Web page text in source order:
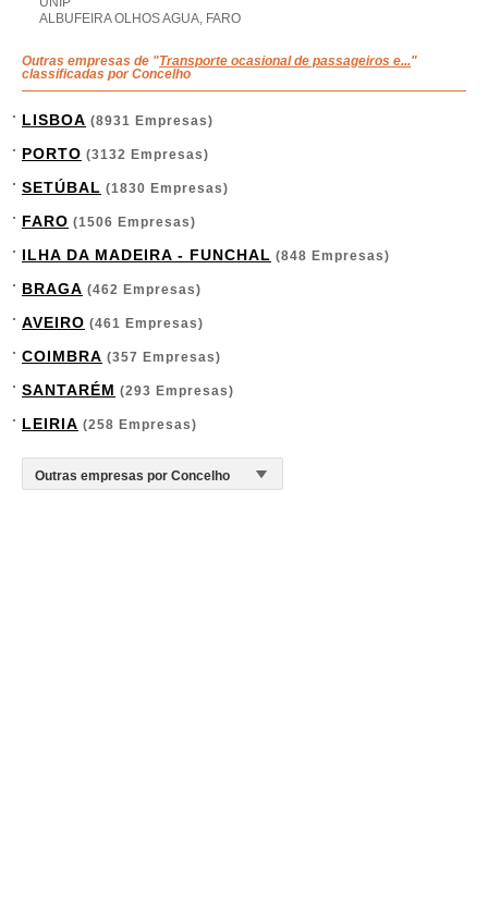
ALBUFEIRA OLHOS AGUA, FARO
Outras empresas de "Transporte ocasional de passageiros e..."
classificadas por Concelho
LISBOA (8931 Empresas)
PORTO (3132 Empresas)
SETÚBAL (1830 Empresas)
FARO (1506 Empresas)
ILHA DA MADEIRA - FUNCHAL (848 Empresas)
BRAGA (462 Empresas)
AVEIRO (461 Empresas)
COIMBRA (357 Empresas)
SANTARÉM (293 Empresas)
LEIRIA (258 Empresas)